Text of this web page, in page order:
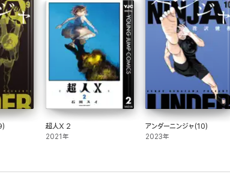
超人X 2
2021年
アンダーニンジャ(10)
2023年